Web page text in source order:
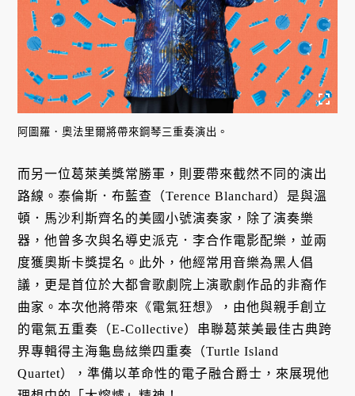
阿圖羅．奧法里爾將帶來鋼琴三重奏演出。
而另一位葛萊美獎常勝軍，則要帶來截然不同的演出
路線。泰倫斯．布藍查（Terence Blanchard）是與溫
頓．馬沙利斯齊名的美國小號演奏家，除了演奏樂
器，他曾多次與名導史派克．李合作電影配樂，並兩
度獲奧斯卡獎提名。此外，他經常用音樂為黑人倡
議，更是首位於大都會歌劇院上演歌劇作品的非裔作
曲家。本次他將帶來《電氣狂想》，由他與親手創立
的電氣五重奏（E-Collective）串聯葛萊美最佳古典跨
界專輯得主海龜島絃樂四重奏（Turtle Island
Quartet），準備以革命性的電子融合爵士，來展現他